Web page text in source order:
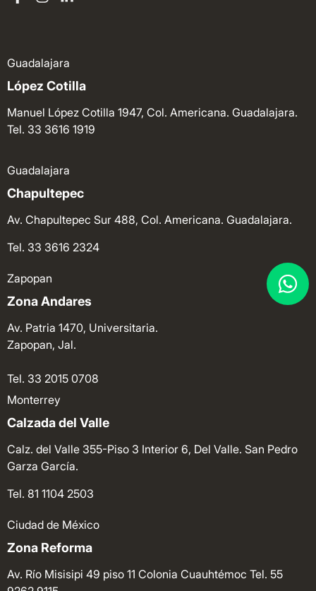
Guadalajara
López Cotilla
Manuel López Cotilla 1947, Col. Americana. Guadalajara.
Tel. 33 3616 1919
Guadalajara
Chapultepec
Av. Chapultepec Sur 488, Col. Americana. Guadalajara.
Tel. 33 3616 2324
Zapopan
Zona Andares
Av. Patria 1470, Universitaria.
Zapopan, Jal.
Tel. 33 2015 0708
Monterrey
Calzada del Valle
Calz. del Valle 355-Piso 3 Interior 6, Del Valle. San Pedro
Garza García.
Tel. 81 1104 2503
Ciudad de México
Zona Reforma
Av. Río Misisipi 49 piso 11 Colonia Cuauhtémoc Tel. 55